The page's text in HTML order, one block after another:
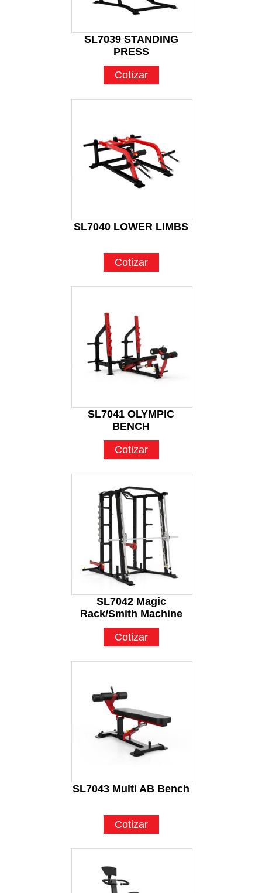
SL7039 STANDING
PRESS
Cotizar
SL7040 LOWER LIMBS
Cotizar
SL7041 OLYMPIC
BENCH
Cotizar
SL7042 Magic
Rack/Smith Machine
Cotizar
SL7043 Multi AB Bench
Cotizar